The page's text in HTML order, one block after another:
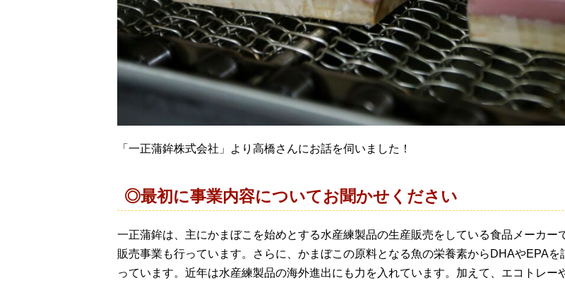
「一正蒲鉾株式会社」より高橋さんにお話を伺いました！
◎最初に事業内容についてお聞かせください
一正蒲鉾は、主にかまぼこを始めとする水産練製品の生産販売をしている食品メーカ
販売事業も行っています。さらに、かまぼこの原料となる魚の栄養素からDHAやEPA
っています。近年は水産練製品の海外進出にも力を入れています。加えて、エコトレ